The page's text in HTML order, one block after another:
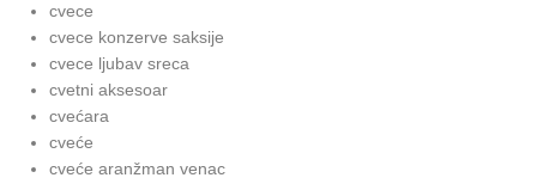
cvece
cvece konzerve saksije
cvece ljubav sreca
cvetni aksesoar
cvećara
cveće
cveće aranžman venac